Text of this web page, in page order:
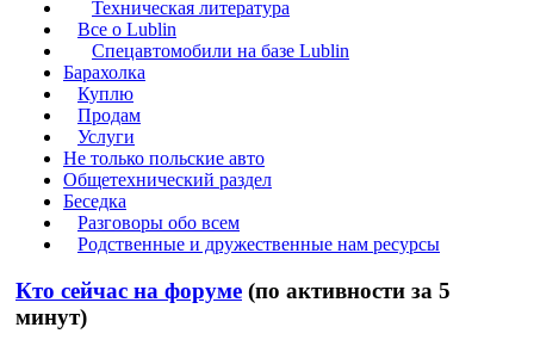
Техническая литература
Все о Lublin
Спецавтомобили на базе Lublin
Барахолка
Куплю
Продам
Услуги
Не только польские авто
Общетехнический раздел
Беседка
Разговоры обо всем
Родственные и дружественные нам ресурсы
Кто сейчас на форуме (по активности за 5
минут)